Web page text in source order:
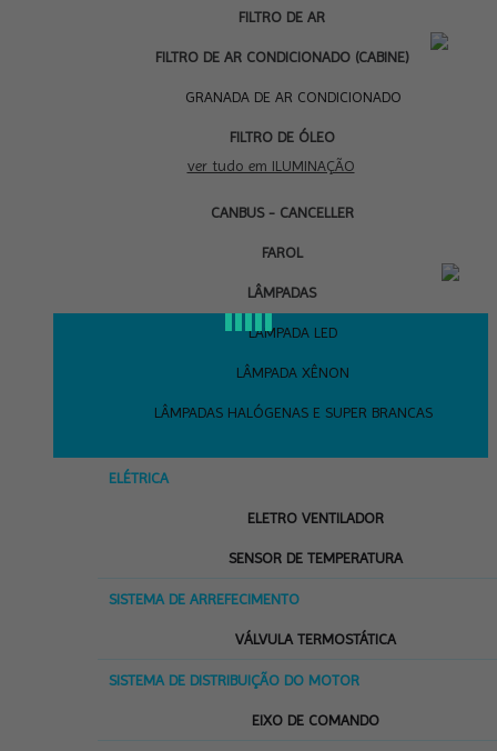
FILTRO DE AR
FILTRO DE AR CONDICIONADO (CABINE)
GRANADA DE AR CONDICIONADO
FILTRO DE ÓLEO
ver tudo em ILUMINAÇÃO
CANBUS - CANCELLER
FAROL
LÂMPADAS
LÂMPADA LED
LÂMPADA XÊNON
LÂMPADAS HALÓGENAS E SUPER BRANCAS
ELÉTRICA
ELETRO VENTILADOR
SENSOR DE TEMPERATURA
SISTEMA DE ARREFECIMENTO
VÁLVULA TERMOSTÁTICA
SISTEMA DE DISTRIBUIÇÃO DO MOTOR
EIXO DE COMANDO